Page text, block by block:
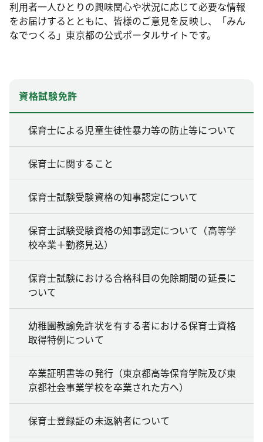
利用者一人ひとりの興味関心や状況に応じて必要な情報
をお届けするとともに、皆様のご意見を反映し、「みん
なでつくる」東京都の公式ポータルサイトです。
資格試験免許
保育士による児童生徒性暴力等の防止等について
保育士に関すること
保育士試験受験資格の知事認定について
保育士試験受験資格の知事認定について（高等学
校卒業＋勤務見込）
保育士試験における合格科目の免除期間の延長に
ついて
幼稚園教諭免許状を有する者における保育士資格
取得特例について
卒業証明書等の発行（東京都高等保育学院及び東
京都社会事業学校を卒業された方へ）
保育士登録証の未返納者について